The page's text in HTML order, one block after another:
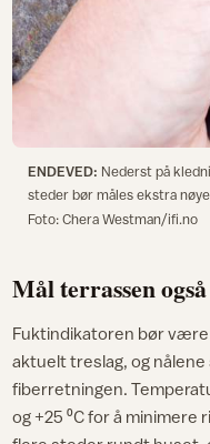
ENDEVED: Nederst på
steder bør måles ekstra
Foto: Chera Westman/ifi.no
Mål terrassen også
Fuktindikatoren bør
aktuelt treslag, og
fiberretningen.
og +25 ⁰C for å minimere